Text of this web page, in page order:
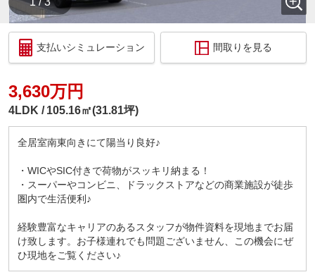
支払いシミュレーション 間取りを見る
3,630万円
4LDK 105.16㎡(31.81坪)
全居室南東向きにて陽当り良好♪
・WICやSIC付きで荷物がスッキリ納まる！
・スーパーやコンビニ、ドラックストアなどの商業施設が徒歩
圏内で生活便利♪
経験豊富なキャリアのあるスタッフが物件資料を現地までお届
け致します。お子様連れでも問題ございません、この機会にぜ
ひ現地をご覧ください♪